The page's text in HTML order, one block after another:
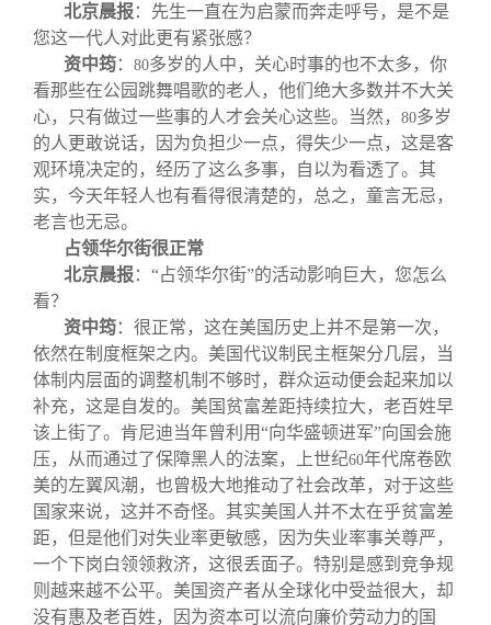
北京晨报： 先生一直在为启蒙而奔走呼号，是不是
您这一代人对此更有紧张感？
资中筠： 80多岁的人中，关心时事的也不太多，你
看那些在公园跳舞唱歌的老人，他们绝大多数并不大关
心，只有做过一些事的人才会关心这些。当然， 80多岁
的人更敢说话，因为负担少一点，得失少一点，这是客
观环境决定的，经历了这么多事，自以为看透了。其
实，今天年轻人也有看得很清楚的，总之，童言无忌，
老言也无忌。
占领华尔街很正常
北京晨报： “占领华尔街”的活动影响巨大，您怎么
看？
资中筠：很正常，这在美国历史上并不是第一次，
依然在制度框架之内。美国代议制民主框架分几层，当
体制内层面的调整机制不够时，群众运动便会起来加以
补充，这是自发的。美国贫富差距持续拉大，老百姓早
该上街了。肯尼迪当年曾利用“向华盛顿进军”向国会施
压，从而通过了保障黑人的法案，上世纪60年代席卷欧
美的左翼风潮，也曾极大地推动了社会改革，对于这些
国家来说，这并不奇怪。其实美国人并不太在乎贫富差
距，但是他们对失业率更敏感，因为失业率事关尊严，
一个下岗白领领救济，这很丢面子。特别是感到竞争规
则越来越不公平。美国资产者从全球化中受益很大，却
没有惠及老百姓，因为资本可以流向廉价劳动力的国